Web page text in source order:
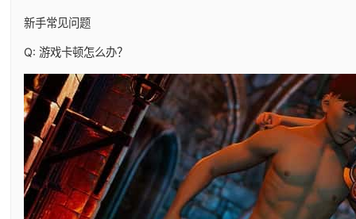
新手常见问题
Q: 游戏卡顿怎么办？